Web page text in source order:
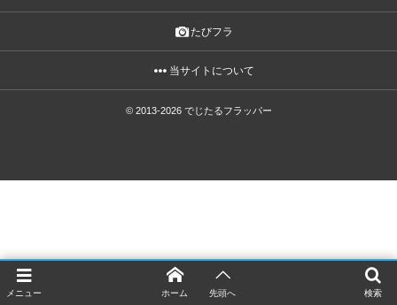
たびフラ
当サイトについて
© 2013-2026 でじたるフラッパー
メニュー 検索
ホーム 先頭へ